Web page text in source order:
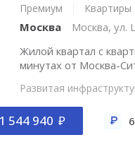
Премиум Квартиры
Москва
Москва, ул.
Жилой квартал с
минутах от Москва-
Развитая
544 940